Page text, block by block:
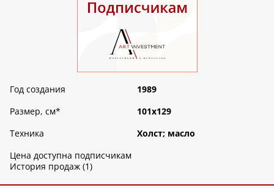
Год создания
1989
Размер, см*
101х129
Техника
Холст; масло
Цена доступна подписчикам
История продаж (1)